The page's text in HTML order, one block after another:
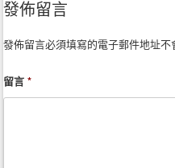
發佈留言
發佈留言必須填寫的電子郵件地址不
留言*